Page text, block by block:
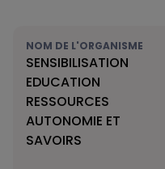
NOM DE L'ORGANISME
SENSIBILISATION
EDUCATION
RESSOURCES
AUTONOMIE ET
SAVOIRS